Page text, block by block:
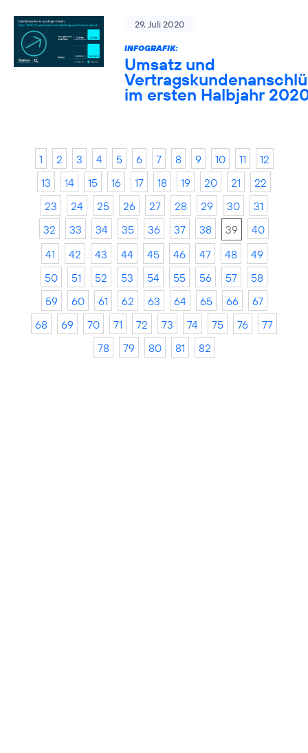
29. Juli 2020
INFOGRAFIK:
Umsatz und
im ersten Halbjahr
1 2 3 4 5 6 7 8 9 10 11
12
13
14 15 16 17 18 19 20 21
22
23
24 25 26 27 28 29 30
31
32
33 34 35 36 37 38 39
40
41
42 43 44 45 46 47 48
49
50
51 52 53 54 55 56 57
58
59
60 61 62 63 64 65 66
67
68
69 70 71 72 73 74 75 76
77
78
79 80 81 82